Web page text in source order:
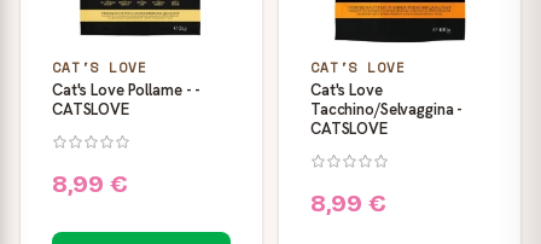
CAT'S LOVE
Cat's Love Pollame - -
CATSLOVE
8,99 €
CAT'S LOVE
Cat's Love
Tacchino/Selvaggina -
CATSLOVE
8,99 €